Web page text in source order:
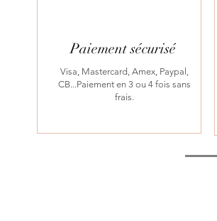
Paiement sécurisé
Visa, Mastercard, Amex, Paypal,
CB...Paiement en 3 ou 4 fois sans
frais.